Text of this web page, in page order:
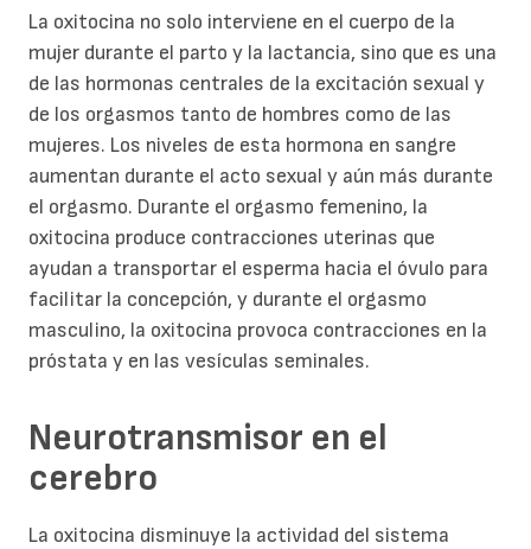
La oxitocina no solo interviene en el cuerpo de la
mujer durante el parto y la lactancia, sino que es una
de las hormonas centrales de la excitación sexual y
de los orgasmos tanto de hombres como de las
mujeres. Los niveles de esta hormona en sangre
aumentan durante el acto sexual y aún más durante
el orgasmo. Durante el orgasmo femenino, la
oxitocina produce contracciones uterinas que
ayudan a transportar el esperma hacia el óvulo para
facilitar la concepción, y durante el orgasmo
masculino, la oxitocina provoca contracciones en la
próstata y en las vesículas seminales.
Neurotransmisor en el
cerebro
La oxitocina disminuye la actividad del sistema